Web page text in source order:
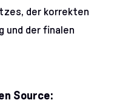
der korrekten
und der finalen
Source: